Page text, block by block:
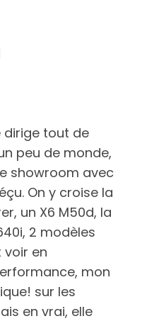
dirige tout de
peu de monde,
showroom avec
On y croise la
un X6 M50d, la
2 modèles
voir en
mon
sur les
en vrai, elle